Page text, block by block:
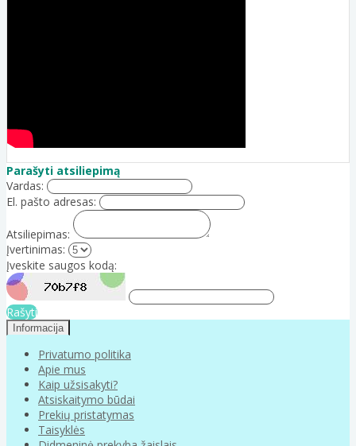
Parašyti atsiliepimą
Vardas:
El. pašto adresas:
Atsiliepimas:
Įvertinimas:
Įveskite saugos kodą:
Rašyti
Informacija
Privatumo politika
Apie mus
Kaip užsisakyti?
Atsiskaitymo būdai
Prekių pristatymas
Taisyklės